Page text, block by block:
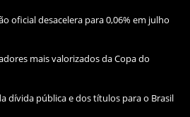
oficial desacelera para 0,06% em julho
mais valorizados da Copa do
dívida pública e dos títulos para o Brasil